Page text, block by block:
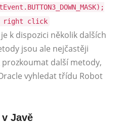
right click
k dispozici několik dalších
jsou ale nejčastěji
prozkoumat další metody,
vyhledat třídu Robot
Javě